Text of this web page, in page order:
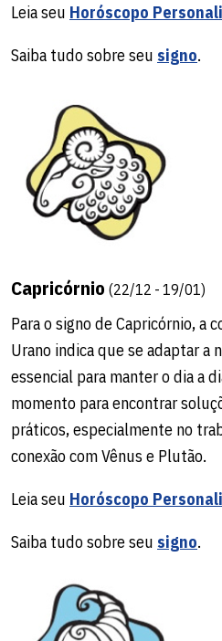
Leia seu Horóscopo
Saiba tudo sobre seu signo.
Capricórnio (22/12 - 19/01)
Para o signo de Capricórnio, a
Urano indica que se adaptar a
essencial para manter o dia a
momento para encontrar
práticos, especialmente no
conexão com Vênus e Plutão.
Leia seu Horóscopo
Saiba tudo sobre seu signo.